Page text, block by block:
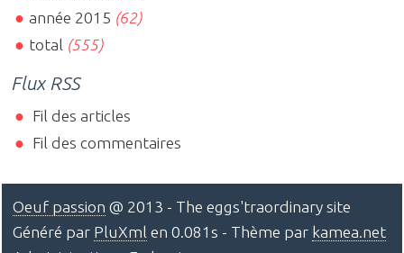
année 2015 (62)
total (555)
Flux RSS
Fil des articles
Fil des commentaires
Oeuf passion @ 2013 - The eggs'traordinary site
Généré par PluXml en 0.081s - Thème par kamea.net